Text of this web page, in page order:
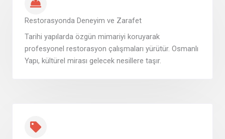
Restorasyonda Deneyim ve Zarafet
Tarihi yapılarda özgün mimariyi koruyarak
profesyonel restorasyon çalışmaları yürütür. Osmanlı
Yapı, kültürel mirası gelecek nesillere taşır.